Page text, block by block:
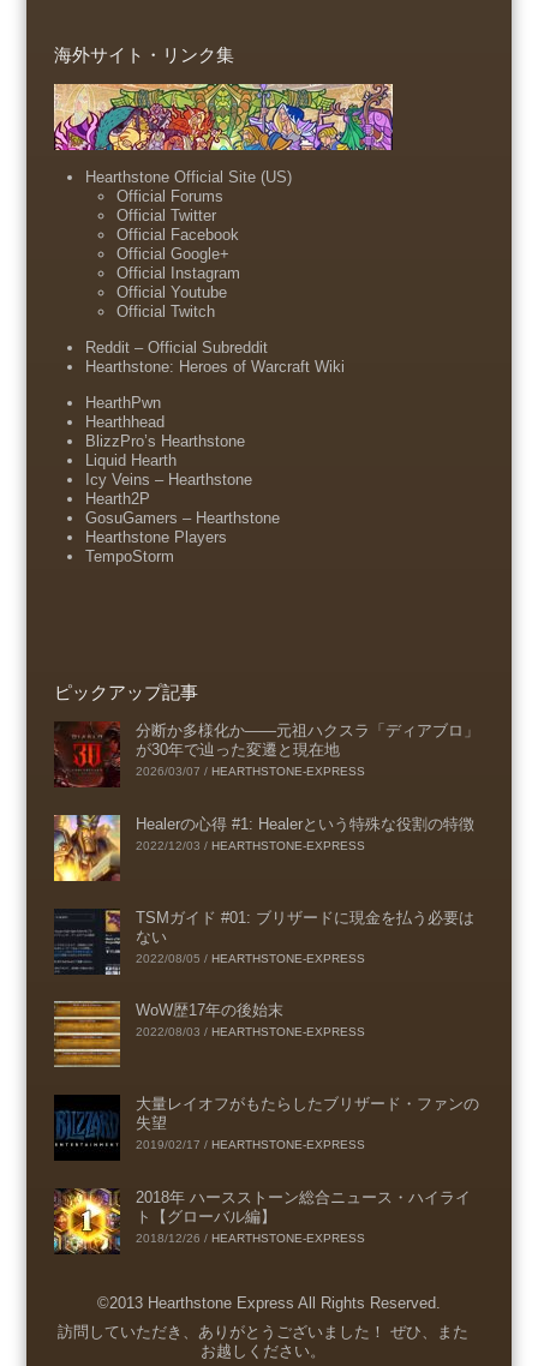
海外サイト・リンク集
Hearthstone Official Site (US)
Official Forums
Official Twitter
Official Facebook
Official Google+
Official Instagram
Official Youtube
Official Twitch
Reddit – Official Subreddit
Hearthstone: Heroes of Warcraft Wiki
HearthPwn
Hearthhead
BlizzPro’s Hearthstone
Liquid Hearth
Icy Veins – Hearthstone
Hearth2P
GosuGamers – Hearthstone
Hearthstone Players
TempoStorm
ピックアップ記事
分断か多様化か――元祖ハクスラ「ディアブロ」
が30年で辿った変遷と現在地
2026/03/07 / HEARTHSTONE-EXPRESS
Healerの心得 #1: Healerという特殊な役割の特徴
2022/12/03 / HEARTHSTONE-EXPRESS
TSMガイド #01: ブリザードに現金を払う必要は
ない
2022/08/05 / HEARTHSTONE-EXPRESS
WoW歴17年の後始末
2022/08/03 / HEARTHSTONE-EXPRESS
大量レイオフがもたらしたブリザード・ファンの
失望
2019/02/17 / HEARTHSTONE-EXPRESS
2018年 ハースストーン総合ニュース・ハイライ
ト【グローバル編】
2018/12/26 / HEARTHSTONE-EXPRESS
©2013 Hearthstone Express All Rights Reserved.
Menu
訪問していただき、ありがとうございました！ ぜひ、また
お越しください。